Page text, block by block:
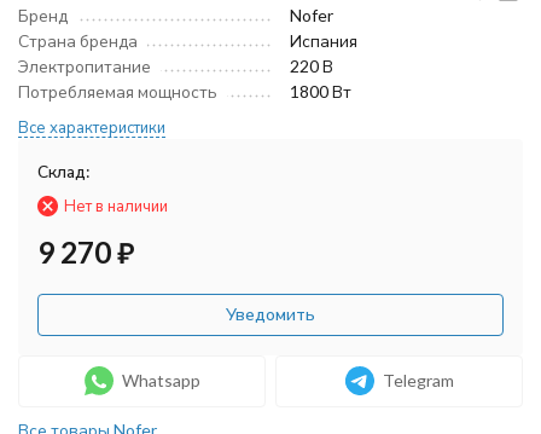
Бренд
Nofer
Страна бренда
Испания
Электропитание
220 В
Потребляемая мощность
1800 Вт
Все характеристики
Склад:
Нет в наличии
9 270₽
Уведомить
Whatsapp Telegram
Все товары Nofer